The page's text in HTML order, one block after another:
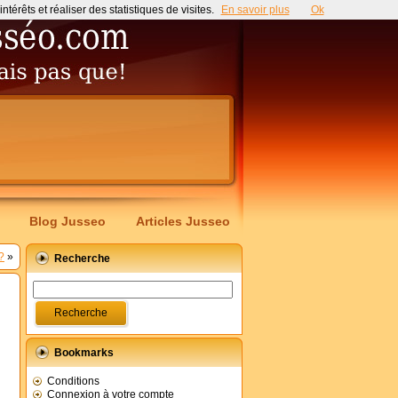
Blog Jusseo Articles Jusseo
» Recherche
Bookmarks
Conditions
Connexion à votre compte
et réaliser des statistiques de visites. En savoir plus Ok